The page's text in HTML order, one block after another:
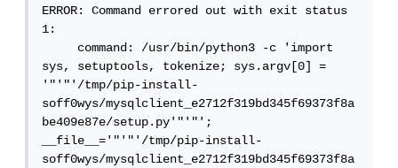
ERROR: Command errored out with exit status
1:
command: /usr/bin/python3 -c 'import
sys, setuptools, tokenize; sys.argv[0] =
'"'"'/tmp/pip-install-
soff0wys/mysqlclient_e2712f319bd345f69373f8a
be409e87e/setup.py'"'"';
__file__='"'"'/tmp/pip-install-
soff0wys/mysqlclient_e2712f319bd345f69373f8a